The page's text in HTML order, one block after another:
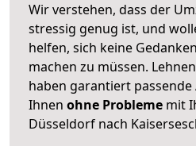
Wir verstehen, dass der
stressig genug ist, und
helfen, sich keine
machen zu müssen.
haben garantiert passende
Ihnen ohne Probleme mit
Düsseldorf nach